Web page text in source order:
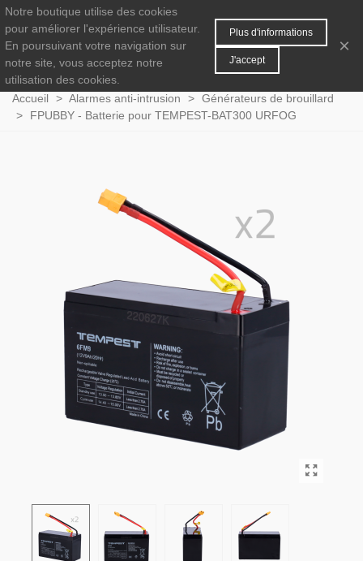
0 MENU
Accueil > Alarmes anti-intrusion > Générateurs de brouillard
>
FPUBBY - Batterie pour TEMPEST-BAT300 URFOG
Notre boutique utilise des cookies
pour améliorer l'expérience utilisateur.
En poursuivant votre navigation sur
notre site, vous acceptez notre
utilisation des cookies.
Plus d'informations
J'accept
×